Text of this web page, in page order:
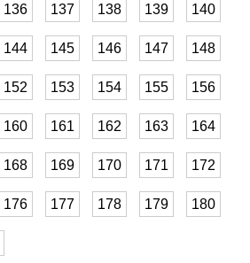
136 137 138 139 140
144 145 146 147 148
152 153 154 155 156
160 161 162 163 164
168 169 170 171 172
176 177 178 179 180